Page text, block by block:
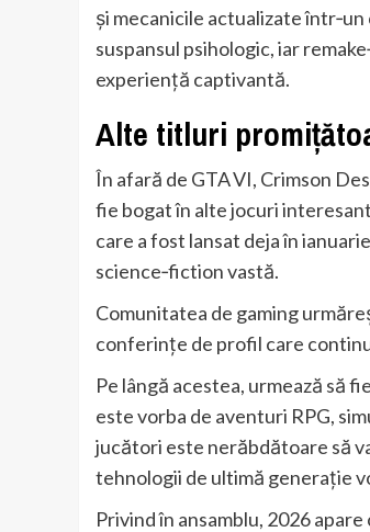
și mecanicile actualizate
suspansul psihologic, iar
experiență captivantă.
Alte titluri
În afară de GTA VI, Crimson
fie bogat în alte jocuri
care a fost lansat deja în
science‑fiction vastă.
Comunitatea de gaming
conferințe de profil care
Pe lângă acestea, urmează să
este vorba de aventuri RPG,
jucători este nerăbdătoare să
tehnologii de ultimă generație
Privind în ansamblu, 2026